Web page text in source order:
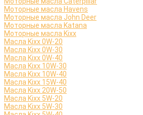
Моторные масла Havens
Моторные масла John Deer
Моторные масла Katana
Моторные масла Kixx
Масла Kixx 0W-20
Масла Kixx 0W-30
Масла Kixx 0W-40
Масла Kixx 10W-30
Масла Kixx 10W-40
Масла Kixx 15W-40
Масла Kixx 20W-50
Масла Kixx 5W-20
Масла Kixx 5W-30